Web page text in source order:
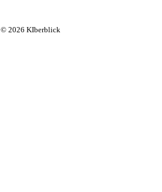
© 2026 KIberblick